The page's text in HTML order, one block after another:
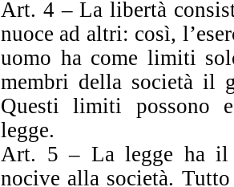
Art. 4 – La libertà
nuoce ad altri: così,
uomo ha come limiti
membri della società il
Questi limiti possono
legge.
Art. 5 – La legge ha il
nocive alla società.